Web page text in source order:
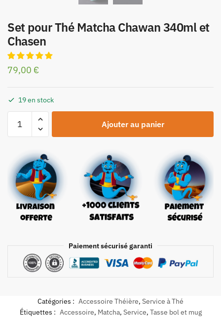
Set pour Thé Matcha Chawan 340ml et
Chasen
79,00 €
19 en stock
Ajouter au panier
Paiement sécurisé garanti
Catégories : Accessoire Théière, Service à Thé
Étiquettes : Accessoire, Matcha, Service, Tasse bol et mug